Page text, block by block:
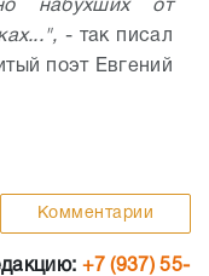
набухших от
- так писал
поэт Евгений
Комментарии
+7 (937) 55-